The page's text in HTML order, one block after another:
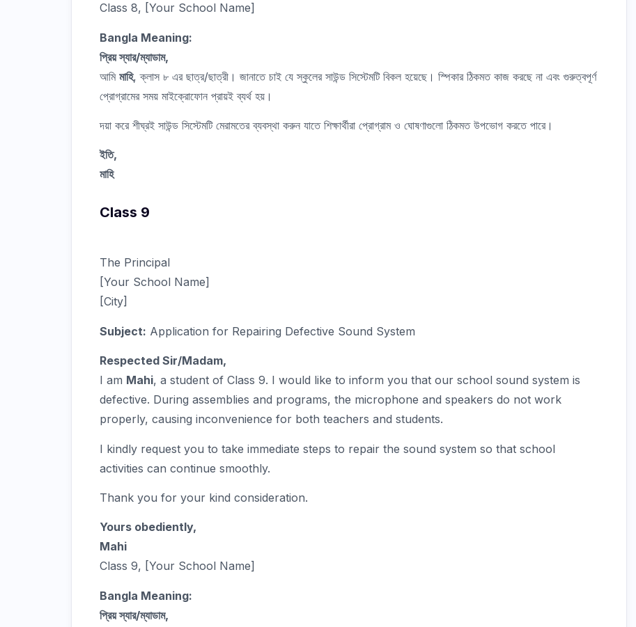
Class 8, [Your School Name]
Bangla Meaning:
প্রিয় স্যার/ম্যাডাম,
আমি মাহি, ক্লাস ৮ এর ছাত্র/ছাত্রী। জানাতে চাই যে স্কুলের সাউন্ড সিস্টেমটি বিকল হয়েছে। স্পিকার ঠিকমত কাজ করছে না এবং গুরুত্বপূর্ণ
প্রোগ্রামের সময় মাইক্রোফোন প্রায়ই ব্যর্থ হয়।
দয়া করে শীঘ্রই সাউন্ড সিস্টেমটি মেরামতের ব্যবস্থা করুন যাতে শিক্ষার্থীরা প্রোগ্রাম ও ঘোষণাগুলো ঠিকমত উপভোগ করতে পারে।
ইতি,
মাহি
Class 9
The Principal
[Your School Name]
[City]
Subject: Application for Repairing Defective Sound System
Respected Sir/Madam,
I am Mahi, a student of Class 9. I would like to inform you that our school sound system is
defective. During assemblies and programs, the microphone and speakers do not work
properly, causing inconvenience for both teachers and students.
I kindly request you to take immediate steps to repair the sound system so that school
activities can continue smoothly.
Thank you for your kind consideration.
Yours obediently,
Mahi
Class 9, [Your School Name]
Bangla Meaning:
প্রিয় স্যার/ম্যাডাম,